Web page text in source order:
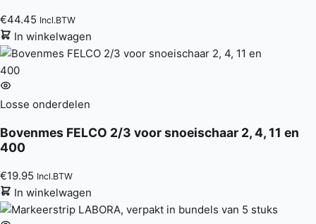
€44.45 Incl.BTW
In winkelwagen
Losse onderdelen
Bovenmes FELCO 2/3 voor snoeischaar 2, 4, 11 en
400
€19.95 Incl.BTW
In winkelwagen